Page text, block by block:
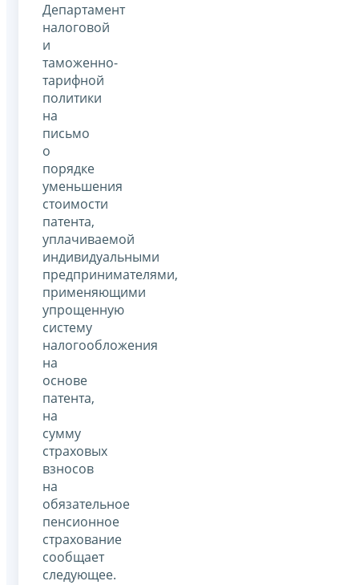
Департамент
налоговой
и
таможенно-
тарифной
политики
на
письмо
о
порядке
уменьшения
стоимости
патента,
уплачиваемой
индивидуальными
предпринимателями,
применяющими
упрощенную
систему
налогообложения
на
основе
патента,
на
сумму
страховых
взносов
на
обязательное
пенсионное
страхование
сообщает
следующее.